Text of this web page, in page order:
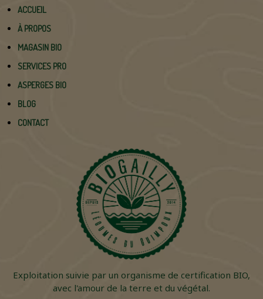
ACCUEIL
À PROPOS
MAGASIN BIO
SERVICES PRO
ASPERGES BIO
BLOG
CONTACT
Exploitation suivie par un organisme de certification BIO,
avec l'amour de la terre et du végétal.